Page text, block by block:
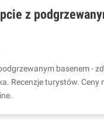
z
basenem -
Recenzje turystów. Ceny